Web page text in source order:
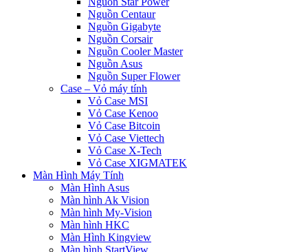
Nguồn Centaur
Nguồn Gigabyte
Nguồn Corsair
Nguồn Cooler Master
Nguồn Asus
Nguồn Super Flower
Case – Vỏ máy tính
Vỏ Case MSI
Vỏ Case Kenoo
Vỏ Case Bitcoin
Vỏ Case Viettech
Vỏ Case X-Tech
Vỏ Case XIGMATEK
Màn Hình Máy Tính
Màn Hình Asus
Màn hình Ak Vision
Màn hình My-Vision
Màn hình HKC
Màn Hình Kingview
Màn hình StartView